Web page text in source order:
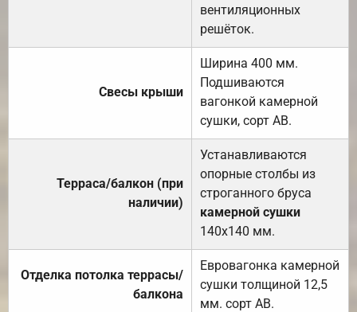
вентиляционных
решёток.
Свесы крыши
Ширина 400 мм.
Подшиваются
вагонкой камерной
сушки, сорт АВ.
Терраса/балкон (при
наличии)
Устанавливаются
опорные столбы из
строганного бруса
камерной сушки
140х140 мм.
Отделка потолка террасы/
балкона
Евровагонка камерной
сушки толщиной 12,5
мм. сорт АВ.